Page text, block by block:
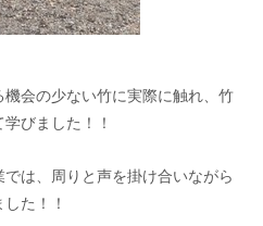
会の少ない竹に実際に触れ、竹
びました！！
は、周りと声を掛け合いながら
た！！